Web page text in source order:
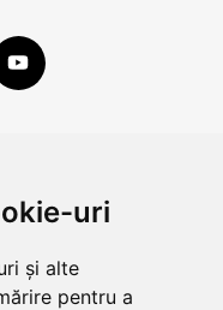
uri
și alte
pentru a
86-88
de contact